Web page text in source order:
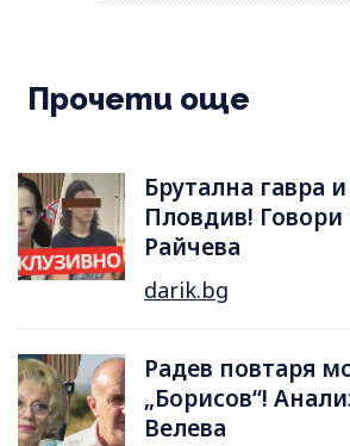
Прочети още
Брутална гавра
Пловдив!
Райчева
darik.bg
Радев повтаря
„Борисов“!
Велева